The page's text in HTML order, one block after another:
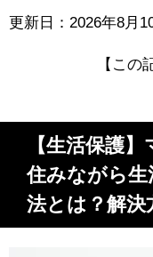
更新日：2026年8月
【この
【生活保護
住みながら生
法とは？解決